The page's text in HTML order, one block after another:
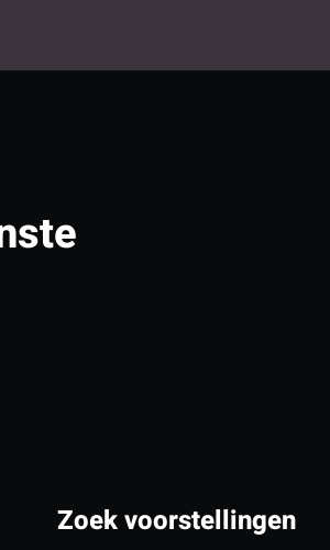
Zoek voorstellingen